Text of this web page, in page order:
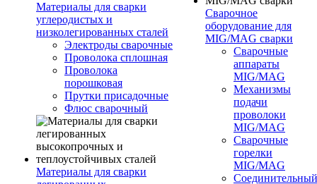
Материалы для сварки
углеродистых и
низколегированных сталей
Электроды сварочные
Проволока сплошная
Проволока
порошковая
Прутки присадочные
Флюс сварочный
Материалы для сварки
Сварочное
оборудование для
MIG/MAG сварки
Сварочные
аппараты
MIG/MAG
Механизмы
подачи
проволоки
MIG/MAG
Сварочные
горелки
MIG/MAG
Соединительный